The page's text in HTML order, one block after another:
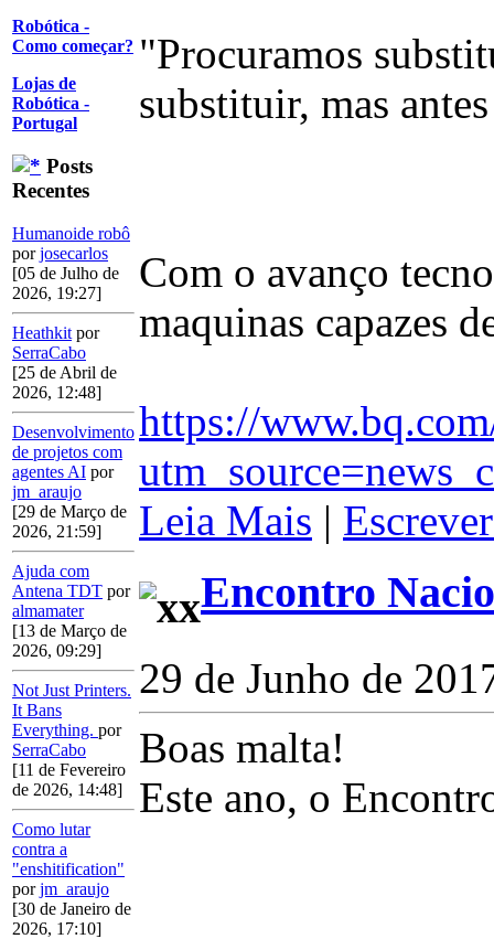
Robótica -
Como começar?
Lojas de
Robótica -
Portugal
Posts
Recentes
Humanoide robô
porjosecarlos
[05 de Julho de
2026, 19:27]
Heathkit por
SerraCabo
[25 de Abril de
2026, 12:48]
Desenvolvimento
de projetos com
agentes AI por
jm_araujo
[29 de Março de
2026, 21:59]
Ajuda com
Antena TDT por
almamater
[13 de Março de
2026, 09:29]
Not Just Printers.
It Bans
Everything. por
SerraCabo
[11 de Fevereiro
de 2026, 14:48]
Como lutar
contra a
"enshitification"
porjm_araujo
[30 de Janeiro de
2026, 17:10]
"Procuramos
substituir, mas
Com o avanço
maquinas capazes
https://
Leia Mais |
Encontro
29 de Junho de
Boas malta!
Este ano, o